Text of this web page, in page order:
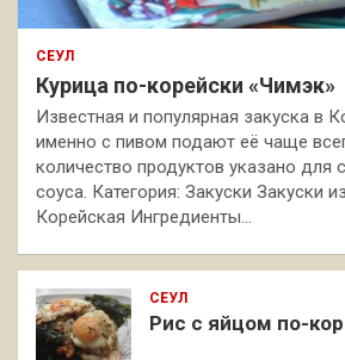
СЕУЛ
Курица по-корейски «Чимэк»
Известная и популярная закуска в
именно с пивом подают её чаще
количество продуктов указано для
соуса. Категория: Закуски Закуски
Корейская Ингредиенты…
СЕУЛ
Рис с яйцом по-